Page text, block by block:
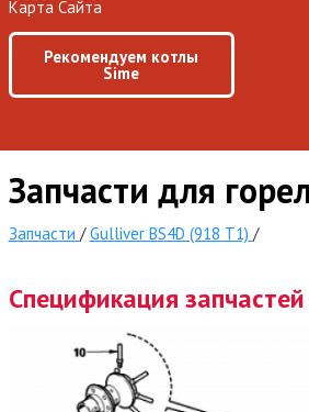
Карта Сайта
Рекомендуем котлы
Sime
Запчасти для
Запчасти /Gulliver BS4D (918 T1) /
Спецификация